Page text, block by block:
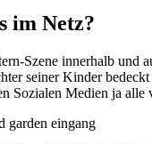
im Netz?
Szene innerhalb und
seiner Kinder
Sozialen Medien ja